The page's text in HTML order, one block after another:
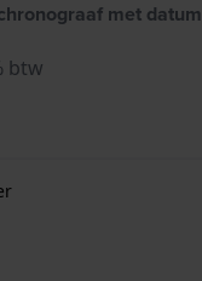
met datum
btw